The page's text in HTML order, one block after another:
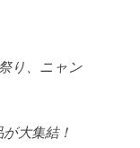
り、ニャン
大集結！